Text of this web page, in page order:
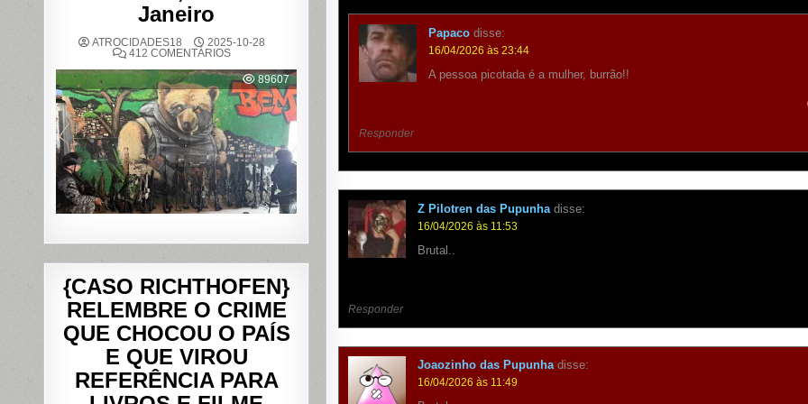
Papaco disse:
16/04/2026 às 23:44
A pessoa picotada é a mulher, burrão!!
Responder
Z Pilotren das Pupunha disse:
16/04/2026 às 11:53
Brutal..
Responder
Joaozinho das Pupunha disse:
16/04/2026 às 11:49
Janeiro
ATROCIDADES18
2025-10-28
412 COMENTÁRIOSEM
POLICIAL
DEIXA
121
MORTOS
NOS
COMPLEXOS
DO
ALEMÃO
E
DA
PENHA,
NO
RIO
DE
89607
{CASO RICHTHOFEN}
RELEMBRE O CRIME
QUE CHOCOU O PAÍS
E QUE VIROU
REFERÊNCIA PARA